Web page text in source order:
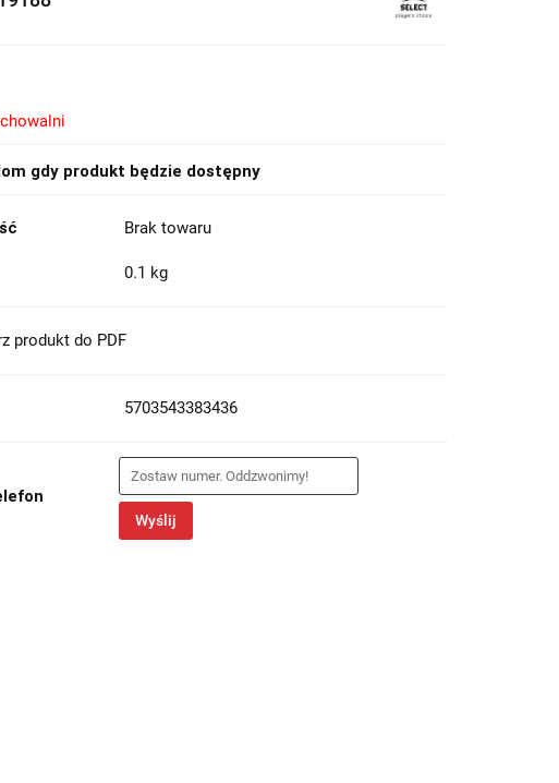
gdy produkt będzie dostępny
Brak towaru
0.1 kg
produkt do PDF
5703543383436
Wyślij